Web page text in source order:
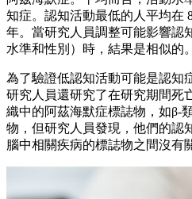
知症。認知活動最低的人平均在
年。當研究人員調整可能影響認
水準和性別）時，結果是相似的。
為了驗證低認知活動可能是認知
研究人員還研究了在研究期間死
織中的阿茲海默症標誌物，如β-
物，但研究人員發現，他們的認
腦中相關疾病的標誌物之間沒有